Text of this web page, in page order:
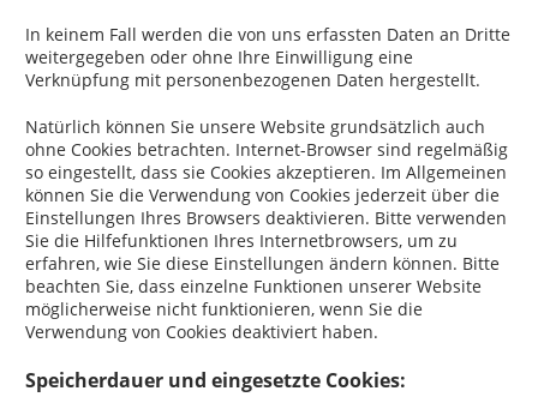
In keinem Fall werden die von uns erfassten Daten an Dritte
weitergegeben oder ohne Ihre Einwilligung eine
Verknüpfung mit personenbezogenen Daten hergestellt.
Natürlich können Sie unsere Website grundsätzlich auch
ohne Cookies betrachten. Internet-Browser sind regelmäßig
so eingestellt, dass sie Cookies akzeptieren. Im Allgemeinen
können Sie die Verwendung von Cookies jederzeit über die
Einstellungen Ihres Browsers deaktivieren. Bitte verwenden
Sie die Hilfefunktionen Ihres Internetbrowsers, um zu
erfahren, wie Sie diese Einstellungen ändern können. Bitte
beachten Sie, dass einzelne Funktionen unserer Website
möglicherweise nicht funktionieren, wenn Sie die
Verwendung von Cookies deaktiviert haben.
Speicherdauer und eingesetzte Cookies: